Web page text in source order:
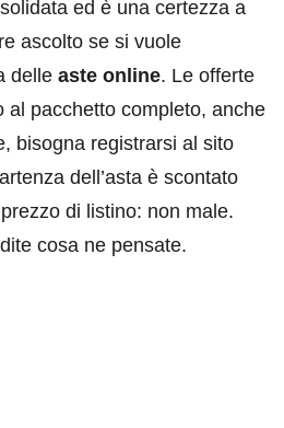
ed è una certezza a
ascolto se si vuole
delle aste online. Le offerte
al pacchetto completo, anche
bisogna registrarsi al sito
dell’asta è scontato
di listino: non male.
cosa ne pensate.